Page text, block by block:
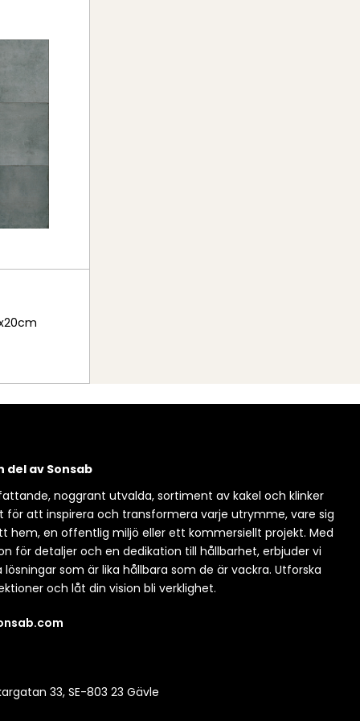
del av Sonsab
noggrant utvalda, sortiment av kakel och klinker
för att inspirera och transformera varje utrymme, vare sig
hem, en offentlig miljö eller ett kommersiellt projekt. Med
för detaljer och en dedikation till hållbarhet, erbjuder vi
lösningar som är lika hållbara som de är vackra. Utforska
och låt din vision bli verklighet.
33, SE-803 23 Gävle